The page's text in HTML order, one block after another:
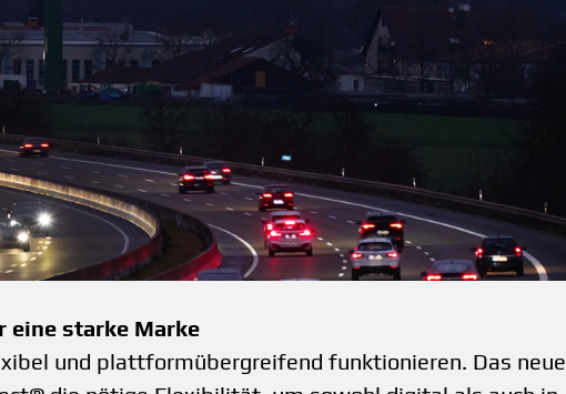
eine starke Marke
und plattformübergreifend funktionieren. Das neue